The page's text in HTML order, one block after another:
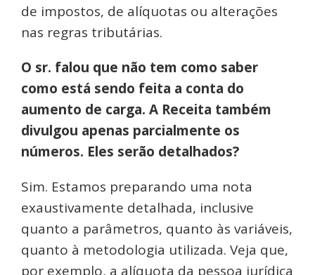
de impostos, de alíquotas ou alterações
nas regras tributárias.
O sr. falou que não tem como saber
como está sendo feita a conta do
aumento de carga. A Receita também
divulgou apenas parcialmente os
números. Eles serão detalhados?
Sim. Estamos preparando uma nota
exaustivamente detalhada, inclusive
quanto a parâmetros, quanto às variáveis,
quanto à metodologia utilizada. Veja que,
por exemplo, a alíquota da pessoa jurídica